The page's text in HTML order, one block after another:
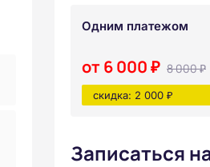
Одним платежом
от 6 000 ₽ 8 000 ₽
скидка: 2 000 ₽
Записаться